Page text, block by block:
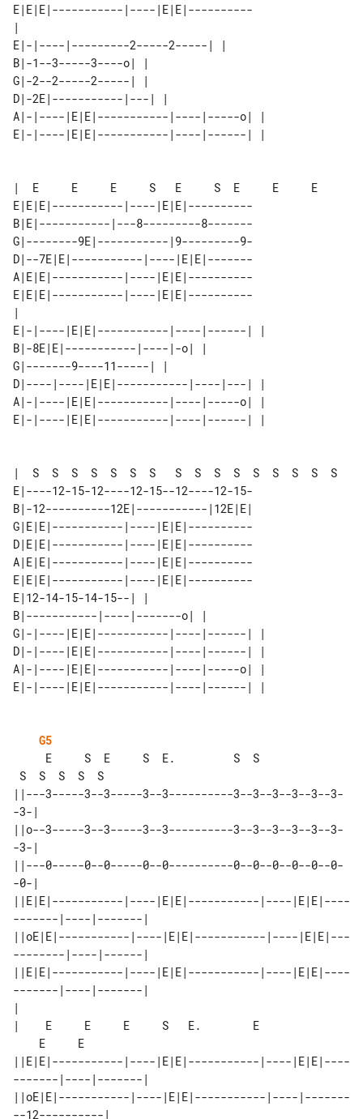
E|E|E|-----------|----|E|E|----------
|
E|-|----|---------2-----2-----| |
B|-1--3-----3----o| |
G|-2--2-----2-----| |
D|-2E|-----------|---| |
A|-|----|E|E|-----------|----|-----o| |
E|-|----|E|E|-----------|----|------| |
|  E     E     E     S   E     S  E     E     E
E|E|E|-----------|----|E|E|----------
B|E|-----------|---8---------8-------
G|--------9E|-----------|9---------9-
D|--7E|E|-----------|----|E|E|-------
A|E|E|-----------|----|E|E|----------
E|E|E|-----------|----|E|E|----------
|
E|-|----|E|E|-----------|----|------| |
B|-8E|E|-----------|----|-o| |
G|-------9----11-----| |
D|----|----|E|E|-----------|----|---| |
A|-|----|E|E|-----------|----|-----o| |
E|-|----|E|E|-----------|----|------| |
|  S  S  S  S  S  S  S   S  S  S  S  S  S  S  S  S
E|----12-15-12----12-15--12----12-15-
B|-12----------12E|-----------|12E|E|
G|E|E|-----------|----|E|E|----------
D|E|E|-----------|----|E|E|----------
A|E|E|-----------|----|E|E|----------
E|E|E|-----------|----|E|E|----------
E|12-14-15-14-15--| |
B|-----------|----|-------o| |
G|-|----|E|E|-----------|----|------| |
D|-|----|E|E|-----------|----|------| |
A|-|----|E|E|-----------|----|-----o| |
G5
||---3-----3--3-----3--3----------3--3--3--3--3--3-
-3-|
||o--3-----3--3-----3--3----------3--3--3--3--3--3-
-3-|
||---0-----0--0-----0--0----------0--0--0--0--0--0-
-0-|
||E|E|-----------|----|E|E|-----------|----|E|E|----
-------|----|-------|
||oE|E|-----------|----|E|E|-----------|----|E|E|---
--------|----|------|
||E|E|-----------|----|E|E|-----------|----|E|E|----
-------|----|-------|
|
|    E     E     E     S   E.        E
||E|E|-----------|----|E|E|-----------|----|E|E|----
-------|----|-------|
||oE|E|-----------|----|E|E|-----------|----|-------
--12----------|